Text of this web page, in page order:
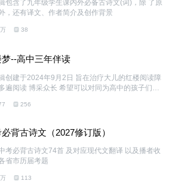
包含了九年级学生课内外必备古诗文(词)，除 了原
，还有译文、作者简介及创作背景
38
--高中三年伴读
创建于2024年9月2日 旨在治疗大儿的红楼阅读障
遍阅读 博采众长 希望可以对同为高中的孩子们解
256
背古诗文（2027修订版）
考必背古诗文74首 及对应现代文翻译 以及播者收
省市历届考题
113